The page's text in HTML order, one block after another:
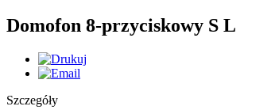
Domofon 8-przyciskowy S L
Szczegóły